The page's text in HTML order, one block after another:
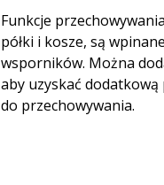
Funkcje
półki i kosze, są
wsporników. Można
aby uzyskać
do przechowywania.